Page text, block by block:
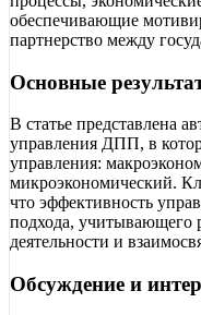
обеспечивающие
партнерство между
Основные
В статье представлена
управления ДПП, в
управления:
микроэкономический.
что эффективность
подхода, учитывающего
деятельности и
Обсуждение и